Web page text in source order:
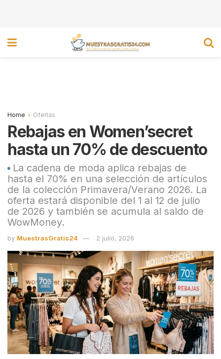
Home Ofertas
Rebajas en Women’secret
hasta un 70% de descuento
La cadena de moda aplica rebajas de
hasta el 70% en una selección de artículos
de la colección Primavera/Verano 2026. La
oferta estará disponible del 1 al 12 de julio
de 2026 y también se acumula al saldo de
WowMoney.
by MuestrasGratis24 2 julio, 2026